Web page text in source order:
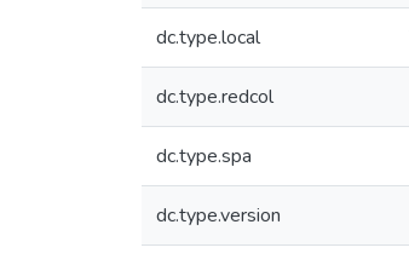
dc.type.local
dc.type.redcol
dc.type.spa
dc.type.version